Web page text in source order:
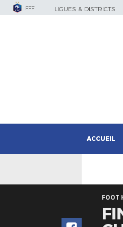
FFF LIGUES & DISTRICTS
ACCUEIL
FOOT